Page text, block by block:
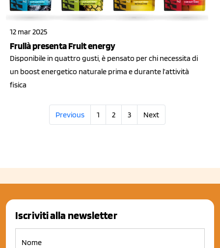
12 mar 2025
Frullà presenta Fruit energy
Disponibile in quattro gusti, è pensato per chi necessita di
un boost energetico naturale prima e durante l’attività
fisica
Previous 1 2 3 Next
Iscriviti alla newsletter